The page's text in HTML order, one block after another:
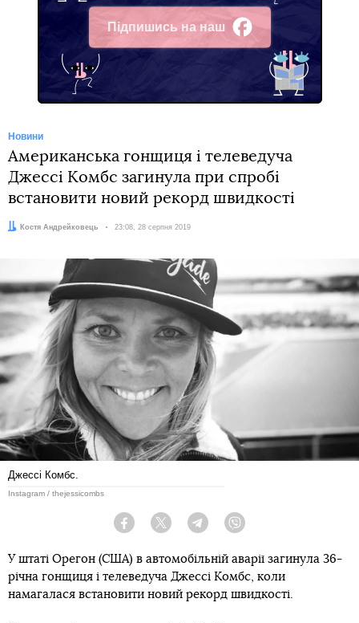
Підпишись на наш
Facebook
Новини
Американська гонщиця і телеведуча
Джессі Комбс загинула при спробі
встановити новий рекорд швидкості
Автор:Костя Андрейковець Дата:
23:08, 28 серпня 2019
Джессі Комбс.
Instagram / thejessicombs
Facebook Twitter Telegram
У штаті Орегон (США) в автомобільній аварії загинула 36-
річна гонщиця і телеведуча Джессі Комбс, коли
намагалася встановити новий рекорд швидкості.